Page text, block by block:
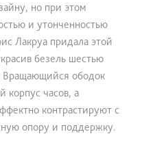
но при этом
и утонченностью
Лакруа придала этой
безель шестью
Вращающийся ободок
корпус часов, а
контрастируют с
опору и поддержку.